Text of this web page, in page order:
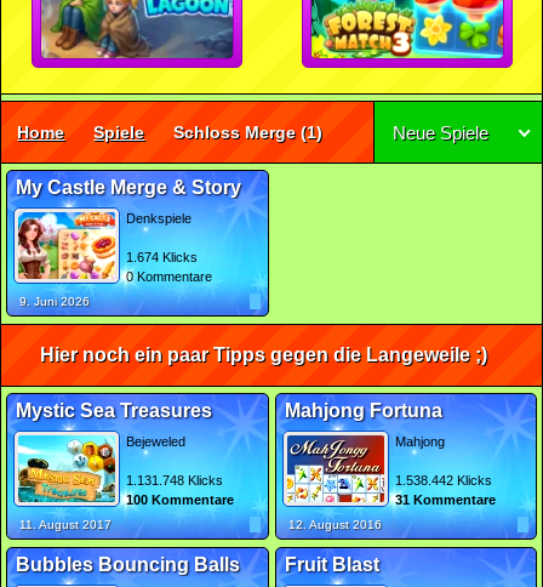
Home Spiele Schloss Merge(1) Neue Spiele
My Castle Merge & Story
Denkspiele
1.674 Klicks
0 Kommentare
9. Juni 2026
Hier noch ein paar Tipps gegen die Langeweile ;)
Mystic Sea Treasures
Bejeweled
1.131.748 Klicks
100 Kommentare
11. August 2017
Mahjong Fortuna
Mahjong
1.538.442 Klicks
31 Kommentare
12. August 2016
Bubbles Bouncing Balls Fruit Blast